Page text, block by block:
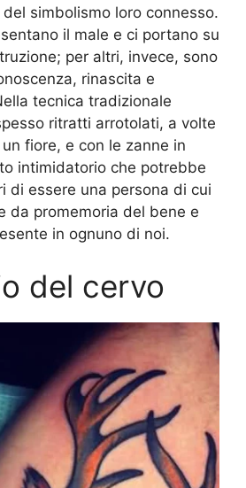
simbolismo loro connesso.
il male e ci portano su
per altri, invece, sono
rinascita e
tecnica tradizionale
ritratti arrotolati, a volte
fiore, e con le zanne in
intimidatorio che potrebbe
di essere una persona di cui
da promemoria del bene e
in ognuno di noi.
del cervo